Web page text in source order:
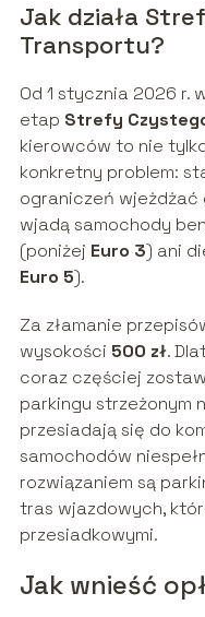
Jak działa
Transportu?
Od 1 stycznia 2026 r.
etap Strefy
kierowców to nie
konkretny problem:
ograniczeń wjeżdżać
wjadą samochody
(poniżej Euro 3) ani
Euro 5).
Za złamanie
wysokości 500 zł.
coraz częściej
parkingu strzeżonym
przesiadają się do
samochodów
rozwiązaniem są
tras wjazdowych,
przesiadkowymi.
Jak wnieść